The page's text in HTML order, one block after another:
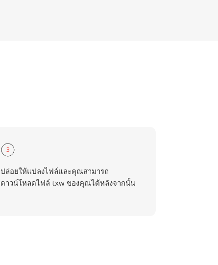
3
ปล่อยให้แปลงไฟล์และคุณสามารถ
ดาวน์โหลดไฟล์ txw ของคุณได้หลังจากนั้น